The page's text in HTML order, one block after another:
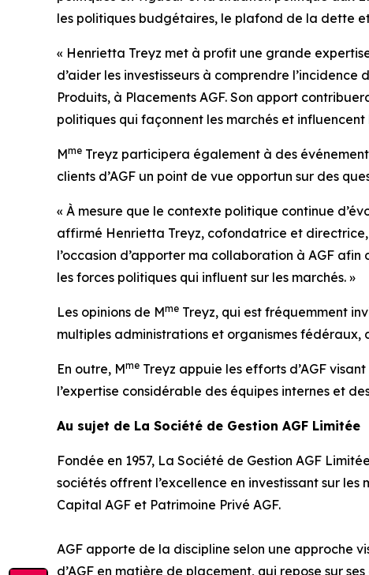
les politiques budgétaires, le plafond de la dette
« Henrietta Treyz met à profit une grande
d’aider les investisseurs à comprendre
Produits, à Placements AGF. Son apport
politiques qui façonnent les marchés et
Mme Treyz participera également à des
clients d’AGF un point de vue opportun sur des
« À mesure que le contexte politique continue
affirmé Henrietta Treyz, cofondatrice et
l’occasion d’apporter ma collaboration à AGF
les forces politiques qui influent sur les marchés. »
Les opinions de Mme Treyz, qui est fréquemment
multiples administrations et organismes
En outre, Mme Treyz appuie les efforts d’AGF
l’expertise considérable des équipes internes et
Au sujet de La Société de Gestion AGF Limitée
Fondée en 1957, La Société de Gestion AGF
sociétés offrent l’excellence en investissant sur
Capital AGF et Patrimoine Privé AGF.
AGF apporte de la discipline selon une approche
d’AGF en matière de placement, qui repose sur